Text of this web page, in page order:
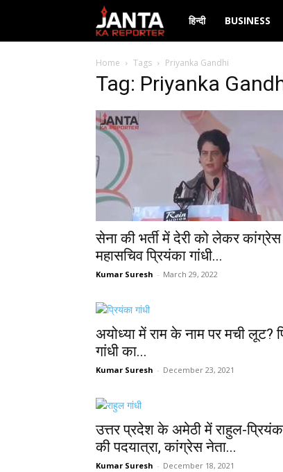
Janta
Ka
हिन्दी BUSINESS
Home Tags Priyanka Gandhi
Tag: Priyanka
सेना की भर्ती में देरी को लेकर कांग्रेस
महासचिव प्रियंका गांधी...
Kumar Suresh - March 29, 2022
अयोध्या में राम के नाम पर मची लूट?
गांधी का...
Kumar Suresh - December 23, 2021
उत्तर प्रदेश के अमेठी में राहुल-
की पदयात्रा, कांग्रेस नेता...
Kumar Suresh - December 18, 2021